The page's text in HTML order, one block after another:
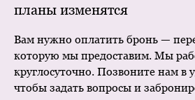
планы изменятся
Вам нужно оплатить бронь —
которую мы предоставим. Мы
круглосуточно. Позвоните нам в
чтобы задать вопросы и